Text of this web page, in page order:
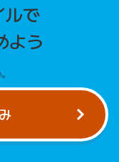
ルで
よう